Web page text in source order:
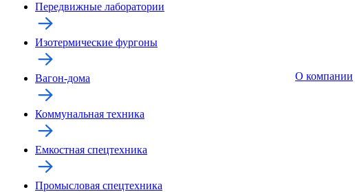
Передвижные лаборатории
Изотермические фургоны
Вагон-дома
Коммунальная техника
Емкостная спецтехника
Промысловая спецтехника
О компании